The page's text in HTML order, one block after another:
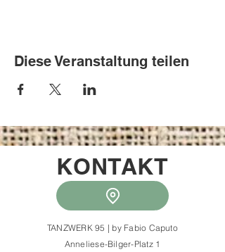
Diese Veranstaltung teilen
KONTAKT
TANZWERK 95 | by Fabio Caputo
Anneliese-Bilger-Platz 1